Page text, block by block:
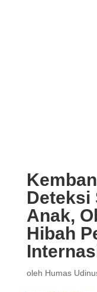
Deteksi
Anak,
Hibah
oleh Humas